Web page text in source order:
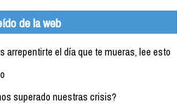
de la web
arrepentirte el día que te mueras, lee esto
superado nuestras crisis?